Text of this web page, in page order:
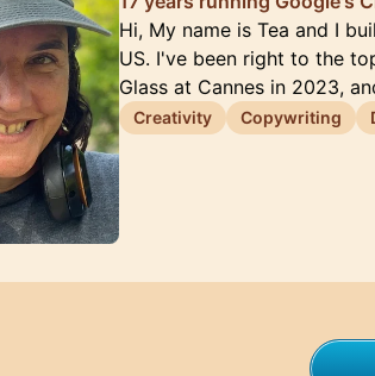
Hi, My name is Tea and I
US. I've been right to the
Glass at Cannes in 2023,
Creativity Copywriting